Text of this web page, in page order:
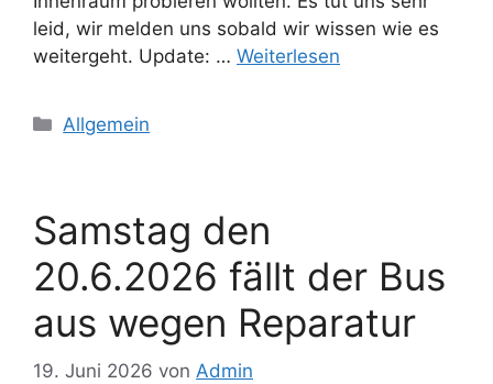
leid, wir melden uns sobald wir wissen wie es
weitergeht. Update: … Weiterlesen
Kategorien
Allgemein
Samstag den
20.6.2026 fällt der Bus
aus wegen Reparatur
19. Juni 2026 von Admin